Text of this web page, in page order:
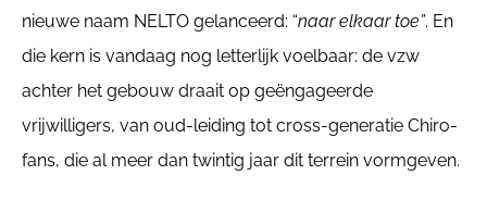
nieuwe naam NELTO gelanceerd: “naar elkaar toe”. En
die kern is vandaag nog letterlijk voelbaar: de vzw
achter het gebouw draait op geëngageerde
vrijwilligers, van oud-leiding tot cross-generatie Chiro-
fans, die al meer dan twintig jaar dit terrein vormgeven.